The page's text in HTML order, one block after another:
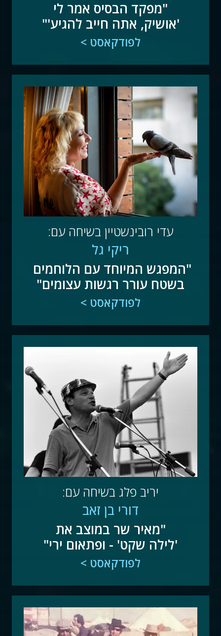
"מפקד הבסיס אמר לי
'אושיק, אתה חייב להגיע'"
לפודקאסט >
עדי רובינשטיין בשיחה עם:
ריקי גל
בשטח עורר רגשות עצומים"
לפודקאסט >
יריב פלג בשיחה עם:
דורי בן זאב
"מאיר שר במוצב את
'לילה שקט' - ופתאום ירי"
לפודקאסט >